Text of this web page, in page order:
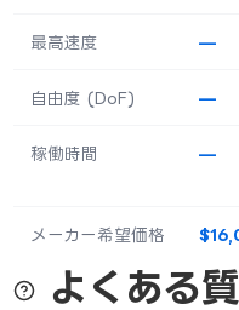
最高速度 —
自由度 (DoF) —
稼働時間 —
メーカー希望価格
よくある